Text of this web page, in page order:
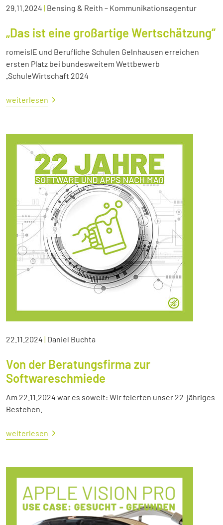
29.11.2024 | Bensing & Reith – Kommunikationsagentur
„Das ist eine großartige Wertschätzung“
romeisIE und Berufliche Schulen Gelnhausen erreichen
ersten Platz bei bundesweitem Wettbewerb
„SchuleWirtschaft 2024
weiterlesen
22.11.2024 | Daniel Buchta
Von der Beratungsfirma zur
Softwareschmiede
Am 22.11.2024 war es soweit: Wir feierten unser 22-jähriges
Bestehen.
weiterlesen